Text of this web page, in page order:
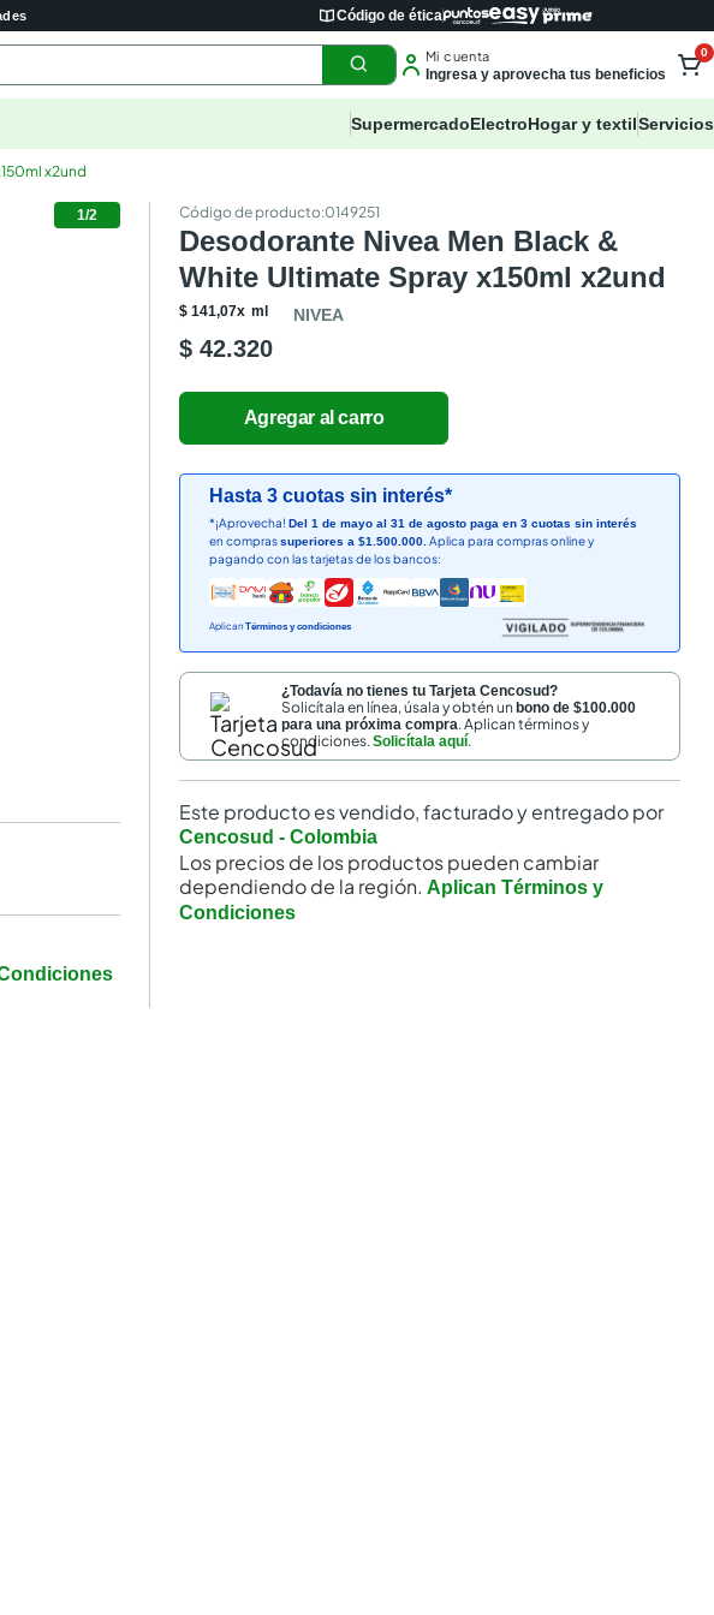
Código de ética
Mi cuenta
Ingresa y aprovecha tus beneficios
0
SupermercadoElectroHogar y textilServicios
x2und
1/2 :0149251
Desodorante Nivea Men Black &
White Ultimate Spray x150ml x2und
$ 141,07x ml NIVEA
$ 42.320
Hasta 3 cuotas sin interés*
*¡Aprovecha!Del 1 de mayo al 31 de agosto paga en 3 cuotas sin interés
en comprassuperiores a $1.500.000. Aplica para compras online y
pagando con las tarjetas de los bancos:
Aplican Términos y condiciones
¿Todavía no tienes tu Tarjeta Cencosud?
Solicítala en línea, úsala y obtén unbono de $100.000
para una próxima compra. Aplican términos y
condiciones.Solicítala aquí.
Este producto es vendido, facturado y entregado por
Cencosud - Colombia
Los precios de los productos pueden cambiar
dependiendo de la región. Aplican Términos y
Condiciones